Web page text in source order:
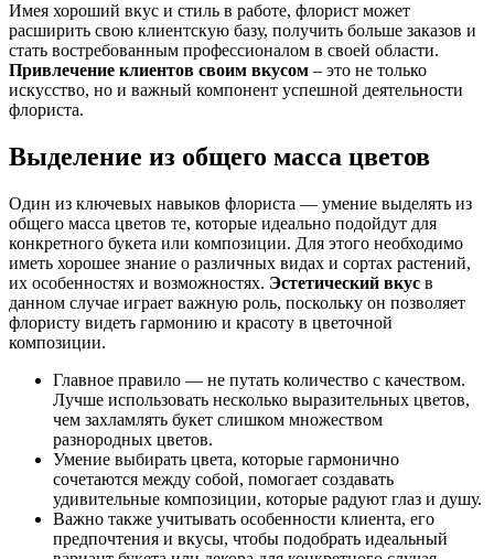
Имея хороший вкус и стиль в работе, флорист может
расширить свою клиентскую базу, получить больше заказов и
стать востребованным профессионалом в своей области.
Привлечение клиентов своим вкусом – это не только
искусство, но и важный компонент успешной деятельности
флориста.
Выделение из общего масса цветов
Один из ключевых навыков флориста — умение выделять из
общего масса цветов те, которые идеально подойдут для
конкретного букета или композиции. Для этого необходимо
иметь хорошее знание о различных видах и сортах растений,
их особенностях и возможностях. Эстетический вкус в
данном случае играет важную роль, поскольку он позволяет
флористу видеть гармонию и красоту в цветочной
композиции.
Главное правило — не путать количество с качеством.
Лучше использовать несколько выразительных цветов,
чем захламлять букет слишком множеством
разнородных цветов.
Умение выбирать цвета, которые гармонично
сочетаются между собой, помогает создавать
удивительные композиции, которые радуют глаз и душу.
Важно также учитывать особенности клиента, его
предпочтения и вкусы, чтобы подобрать идеальный